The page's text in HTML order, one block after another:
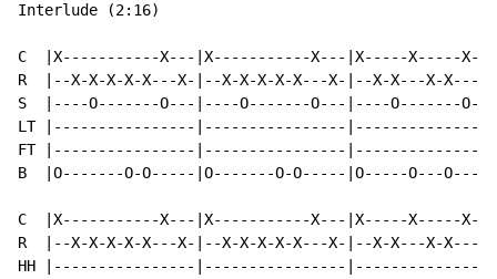
Interlude (2:16)
C  |X-----------X---|X-----------X---|X-----X-----
R  |--X-X-X-X-X---X-|--X-X-X-X-X---X-|--X-X---X-
S  |----O-------O---|----O-------O---|----O-------O---
LT |----------------|----------------
FT |----------------|----------------|----------------
B  |O-------O-O-----|O-------O-O-----|O-----O---
C  |X-----------X---|X-----------X---|X-----X-----
R  |--X-X-X-X-X---X-|--X-X-X-X-X---X-|--X-X---X-
HH |----------------|----------------